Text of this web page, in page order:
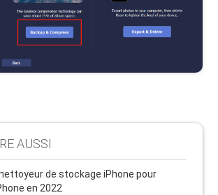
AUSSI
de stockage iPhone pour
en 2022